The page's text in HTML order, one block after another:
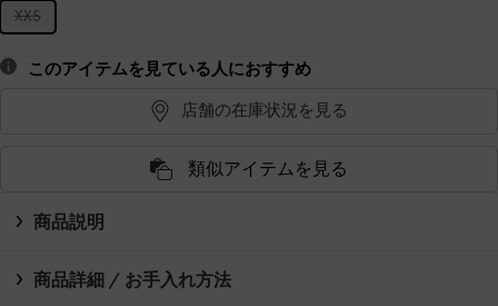
XXS
このアイテムを見ている人におすすめ
店舗の在庫状況を見る
類似アイテムを見る
商品説明
商品詳細 / お手入れ方法